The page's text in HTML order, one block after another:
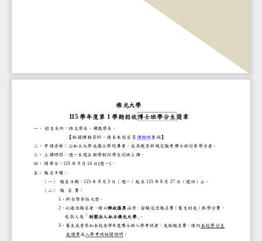
佛光大學
115 學年度第
1 學期招收
博士班學分生
簡章
一、招生系所：
語文學系、佛教學
系 。
【相關課程資料，請至本校首頁
課程網查詢】
二、申請資格：公私立大學或獨立學院畢業，或具教育部規
定報考
博士班同等學力者。
三、上課時間：週一至週五與學制內學生同班上課。
四、開學日
：115 年 9 月 14 日 (週一
)。
五、報名手續：
（一）報名日期：
1 15 年 8 月 3 日（週
一 ）起至
1 15 年 8 月 27 日（週
四 ）止。
（二）
報 名
費：
1 、新台幣參佰元整。
2、以通訊報名者，請以
郵政匯票函寄，金額包含報名費（舊生則免）與學
受款人為「財團法人私立
佛光大學
」。
3、 舊生
或曾參加本校各學年度
博士班入學考試者，免繳報名費，
請附本校學分生
成績單
或入學考試相關證明
。